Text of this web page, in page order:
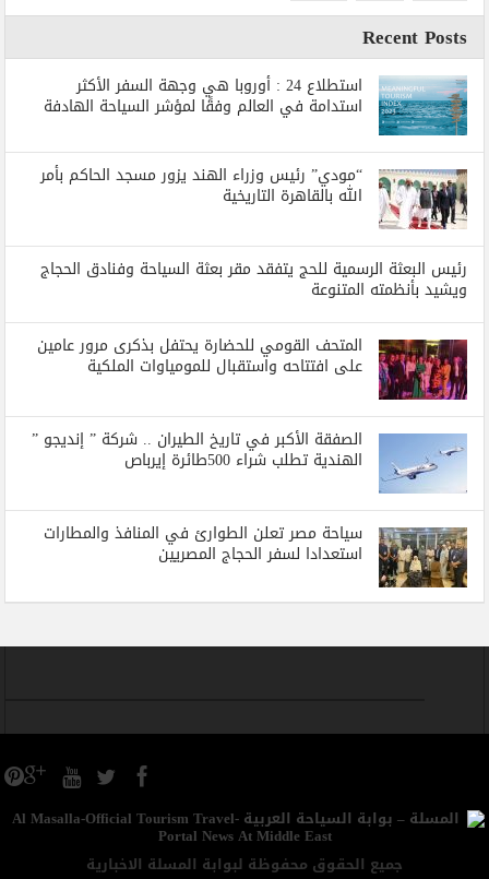
Recent Posts
استطلاع 24 : أوروبا هي وجهة السفر الأكثر
استدامة في العالم وفقًا لمؤشر السياحة الهادفة
“مودي” رئيس وزراء الهند يزور مسجد الحاكم بأمر
الله بالقاهرة التاريخية
رئيس البعثة الرسمية للحج يتفقد مقر بعثة السياحة وفنادق الحجاج
ويشيد بأنظمته المتنوعة
المتحف القومي للحضارة يحتفل بذكرى مرور عامين
على افتتاحه واستقبال للمومياوات الملكية
الصفقة الأكبر في تاريخ الطيران .. شركة ” إنديجو ”
الهندية تطلب شراء 500طائرة إيرباص
سياحة مصر تعلن الطوارئ في المنافذ والمطارات
استعدادا لسفر الحجاج المصريين
جميع الحقوق محفوظة لبوابة المسلة الاخبارية